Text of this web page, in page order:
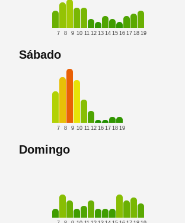
7 8 9 10 11 12 13 14 15 16 17 18 19
Sábado
7 8 9 10 11 12 16 17 18 19
Domingo